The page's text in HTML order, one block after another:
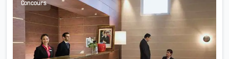
Concours